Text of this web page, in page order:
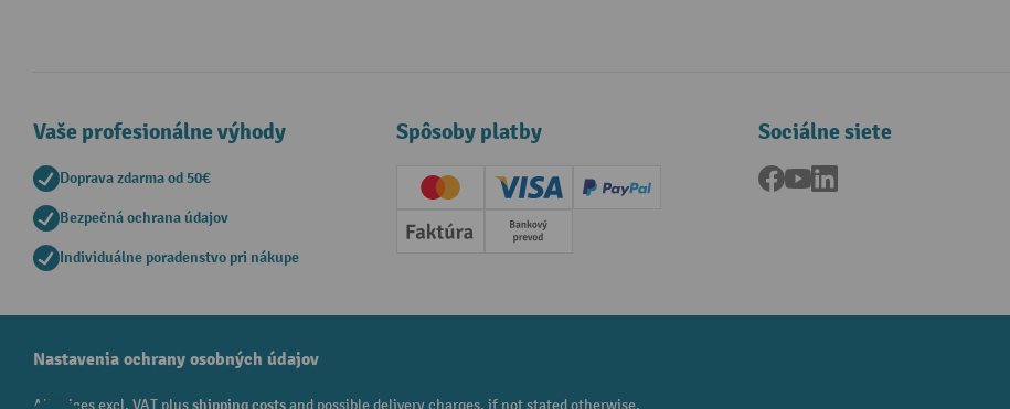
Vaše profesionálne výhody
Doprava zdarma od 50€
Bezpečná ochrana údajov
Individuálne poradenstvo pri nákupe
Spôsoby platby
Creditcard (Master)Creditcard (Visa)
PayPal
Faktúra Predplatba
Sociálne siete
Facebook
YouTube
Nastavenia ochrany osobných údajov
All prices excl. VAT plusshipping costsand possible delivery charges, if not stated otherwise.